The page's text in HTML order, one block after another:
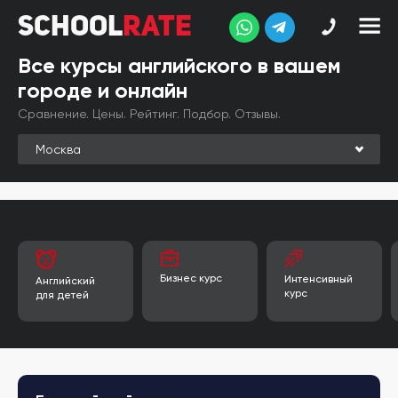
School
Rate
Рейтинг
Online-
рейтинг
Обзоры
экспертов
Новые
Ищу курс:
SchoolRate
Все курсы английского в вашем
городе и онлайн
Сравнение. Цены. Рейтинг. Подбор. Отзывы.
Английский
для детей
Бизнес курс
Интенсивный
курс